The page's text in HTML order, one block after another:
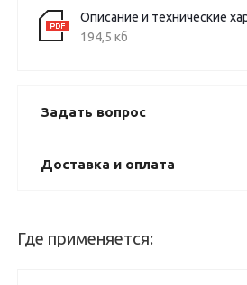
Описание и технические
194,5 кб
Задать вопрос
Доставка и оплата
Где применяется: